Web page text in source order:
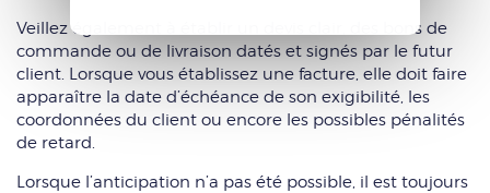
Veillez également à établir un devis clair, des bons de
commande ou de livraison datés et signés par le futur
client. Lorsque vous établissez une facture, elle doit faire
apparaître la date d’échéance de son exigibilité, les
coordonnées du client ou encore les possibles pénalités
de retard.
Lorsque l’anticipation n’a pas été possible, il est toujours